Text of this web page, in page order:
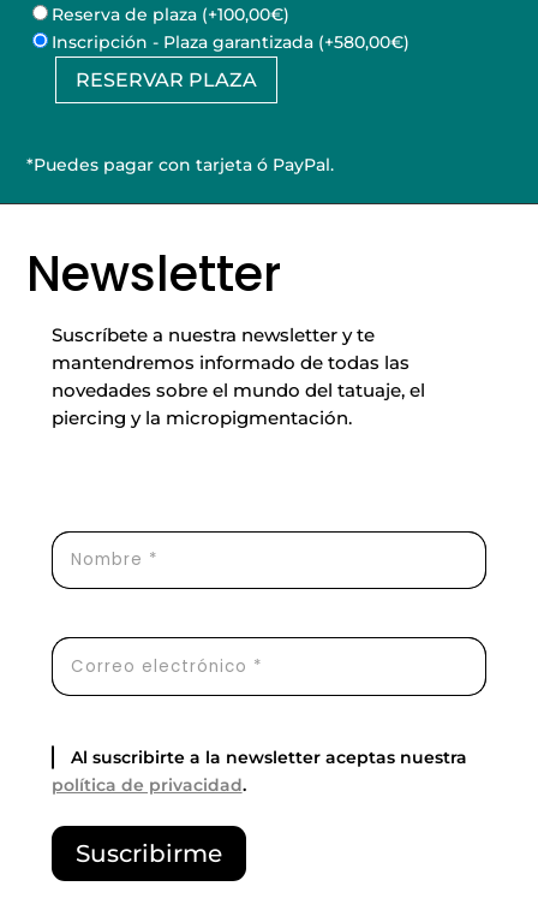
Reserva de plaza (+100,00€)
Inscripción - Plaza garantizada (+580,00€)
cantidad
RESERVAR PLAZA
*Puedes pagar con tarjeta ó PayPal.
Newsletter
Suscríbete a nuestra newsletter y te
mantendremos informado de todas las
novedades sobre el mundo del tatuaje, el
piercing y la micropigmentación.
Al suscribirte a la newsletter aceptas nuestra
política de privacidad.
P
o
Suscribirme